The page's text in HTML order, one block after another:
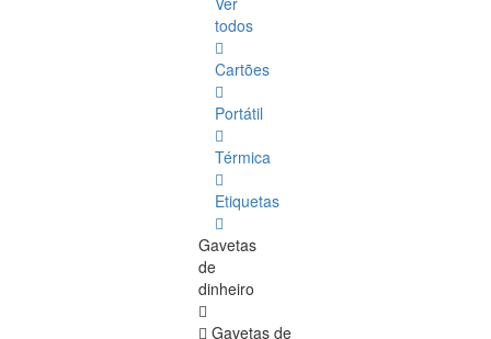
todos
Cartões
Portátil
Térmica
Etiquetas
Gavetas
de
dinheiro
Gavetas de